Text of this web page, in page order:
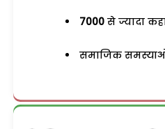
7000 से ज्यादा
समाजिक